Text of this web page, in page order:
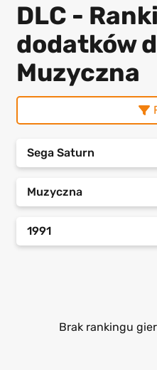
DLC -
dodatków
Muzyczna
Sega Saturn
Muzyczna
1991
Brak rankingu